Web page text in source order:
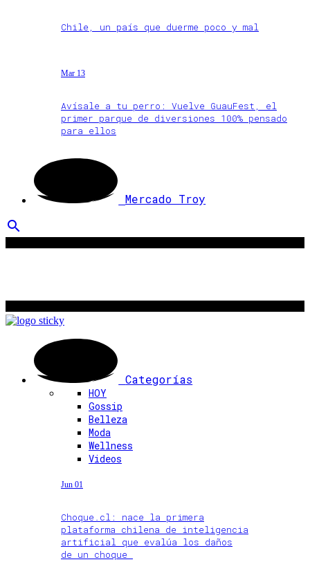
Chile, un país que duerme poco y mal
Mar 13
Avísale a tu perro: Vuelve GuauFest, el
primer parque de diversiones 100% pensado
para ellos
Mercado Troy
search
Categorías
HOY
Gossip
Belleza
Moda
Wellness
Videos
Jun 01
Choque.cl: nace la primera
plataforma chilena de inteligencia
artificial que evalúa los daños
de un choque